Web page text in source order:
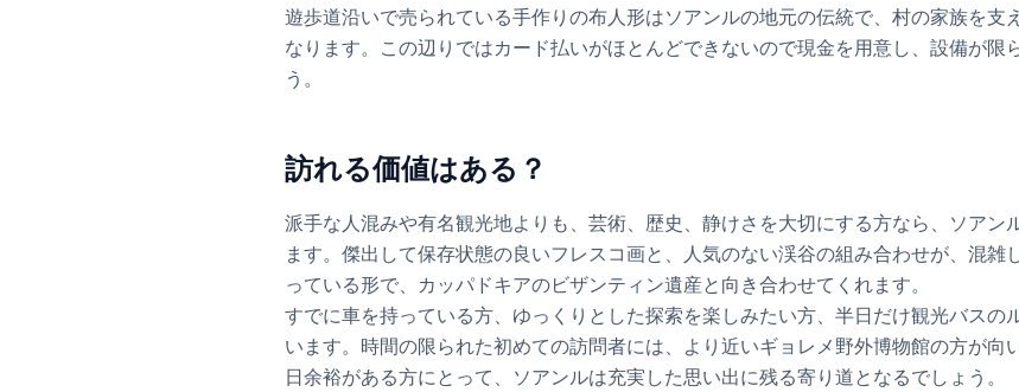
遊歩道沿いで売られている手作りの布人形はソアンルの地元の伝統で、村の家族を支
なります。この辺りではカード払いがほとんどできないので現金を用意し、設備が限
う。
訪れる価値はある？
派手な人混みや有名観光地よりも、芸術、歴史、静けさを大切にする方なら、ソアン
ます。傑出して保存状態の良いフレスコ画と、人気のない渓谷の組み合わせが、混雑
っている形で、カッパドキアのビザンティン遺産と向き合わせてくれます。
すでに車を持っている方、ゆっくりとした探索を楽しみたい方、半日だけ観光バスの
います。時間の限られた初めての訪問者には、より近いギョレメ野外博物館の方が向
日余裕がある方にとって、ソアンルは充実した思い出に残る寄り道となるでしょう。